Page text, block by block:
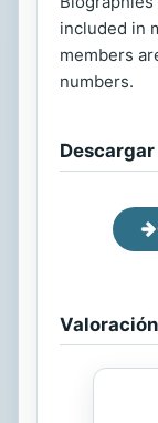
included in
members
numbers.
Valoración